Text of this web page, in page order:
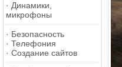
· Динамики,
микрофоны
· Безопасность
· Телефония
· Создание сайтов